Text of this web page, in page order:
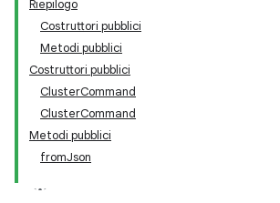
Riepilogo
Costruttori pubblici
Metodi pubblici
Costruttori pubblici
ClusterCommand
ClusterCommand
Metodi pubblici
fromJson